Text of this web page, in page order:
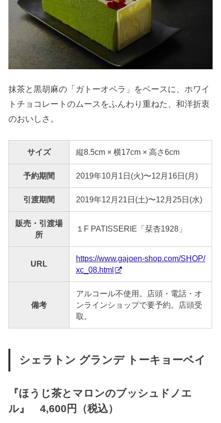
抹茶と黒胡麻の「ガトーオペラ」をベースに、ホワイ
トチョコレートのムースをふんわり重ねた、和洋折衷
のおいしさ。
サイズ 縦8.5cm × 横17cm × 高さ6cm
予約期間 2019年10月1日(火)〜12月16日(月)
引渡期間 2019年12月21日(土)〜12月25日(水)
販売・引渡場
所
１F PATISSERIE「栞杏1928」
URL
https://www.gajoen-shop.com/SHOP/
xc_08.html
備考
アルコール不使用。店頭・電話・オ
ンラインショップで要予約。店頭受
取。
シェラトン グランデ トーキョーベイ
『ほうじ茶とマロンのブッシュドノエ
ル 』 4,600円（税込）